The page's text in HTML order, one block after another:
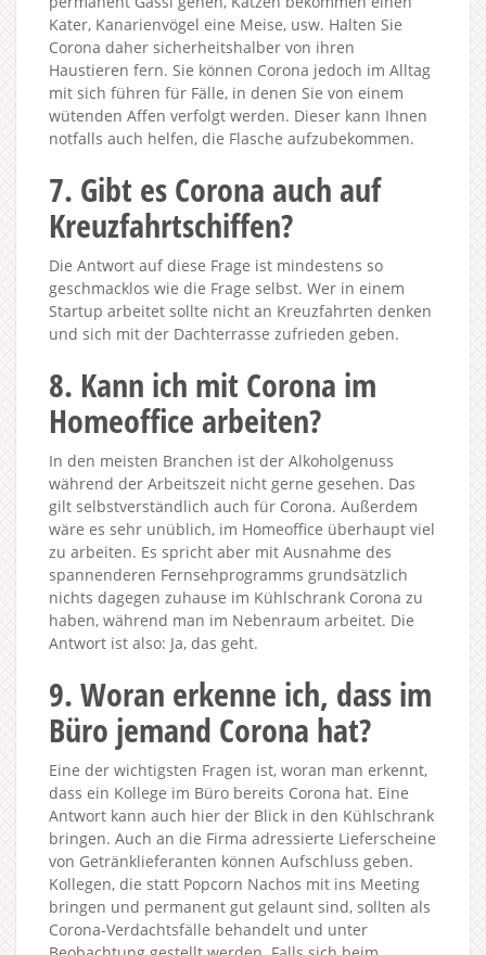
Kater, Kanarienvögel eine Meise, usw. Halten Sie
Corona daher sicherheitshalber von ihren
Haustieren fern. Sie können Corona jedoch im Alltag
mit sich führen für Fälle, in denen Sie von einem
wütenden Affen verfolgt werden. Dieser kann Ihnen
notfalls auch helfen, die Flasche aufzubekommen.
7. Gibt es Corona auch auf
Kreuzfahrtschiffen?
Die Antwort auf diese Frage ist mindestens so
geschmacklos wie die Frage selbst. Wer in einem
Startup arbeitet sollte nicht an Kreuzfahrten denken
und sich mit der Dachterrasse zufrieden geben.
8. Kann ich mit Corona im
Homeoffice arbeiten?
In den meisten Branchen ist der Alkoholgenuss
während der Arbeitszeit nicht gerne gesehen. Das
gilt selbstverständlich auch für Corona. Außerdem
wäre es sehr unüblich, im Homeoffice überhaupt viel
zu arbeiten. Es spricht aber mit Ausnahme des
spannenderen Fernsehprogramms grundsätzlich
nichts dagegen zuhause im Kühlschrank Corona zu
haben, während man im Nebenraum arbeitet. Die
Antwort ist also: Ja, das geht.
9. Woran erkenne ich, dass im
Büro jemand Corona hat?
Eine der wichtigsten Fragen ist, woran man erkennt,
dass ein Kollege im Büro bereits Corona hat. Eine
Antwort kann auch hier der Blick in den Kühlschrank
bringen. Auch an die Firma adressierte Lieferscheine
von Getränklieferanten können Aufschluss geben.
Kollegen, die statt Popcorn Nachos mit ins Meeting
bringen und permanent gut gelaunt sind, sollten als
Corona-Verdachtsfälle behandelt und unter